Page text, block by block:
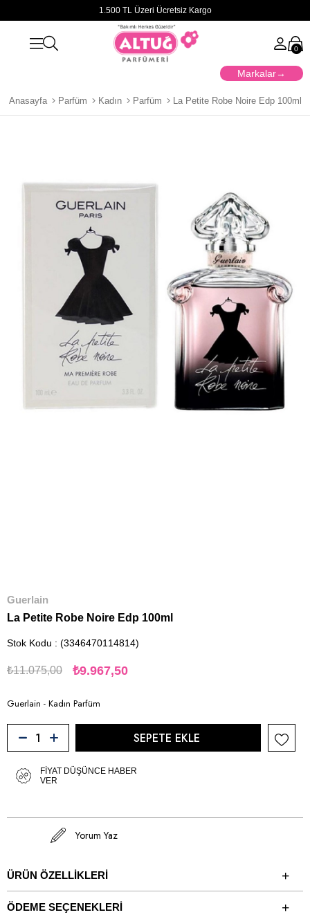
1.500 TL Üzeri Ücretsiz Kargo
0
Markalar
Anasayfa Parfüm Kadın Parfüm La Petite Robe Noire Edp 100ml
Guerlain
La Petite Robe Noire Edp 100ml
Stok Kodu (3346470114814)
₺11.075,00 ₺9.967,50
Guerlain - Kadın Parfüm
FIYAT DÜŞÜNCE HABER
VER
Yorum Yaz
ÜRÜN ÖZELLIKLERI
ÖDEME SEÇENEKLERI